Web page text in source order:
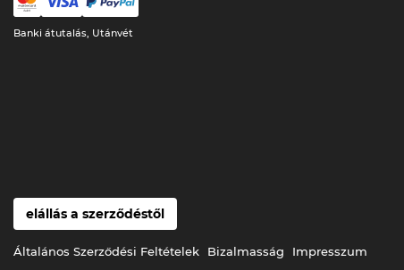
Banki átutalás, Utánvét
elállás a szerződéstől
Általános Szerződési Feltételek Bizalmasság Impresszum